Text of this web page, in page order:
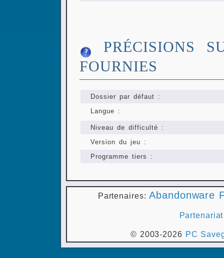
PRÉCISIONS
FOURNIES
Dossier par défaut :
Langue :
Niveau de difficulté :
Version du jeu :
Programme tiers :
Partenaires:Abandonware
Partenariat
© 2003-2026 PC